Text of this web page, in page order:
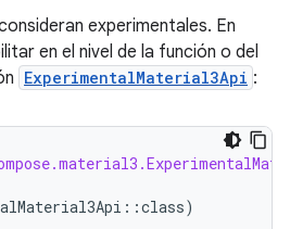
experimentales. En
en el nivel de la función o del
ExperimentalMaterial3Api :
::class)